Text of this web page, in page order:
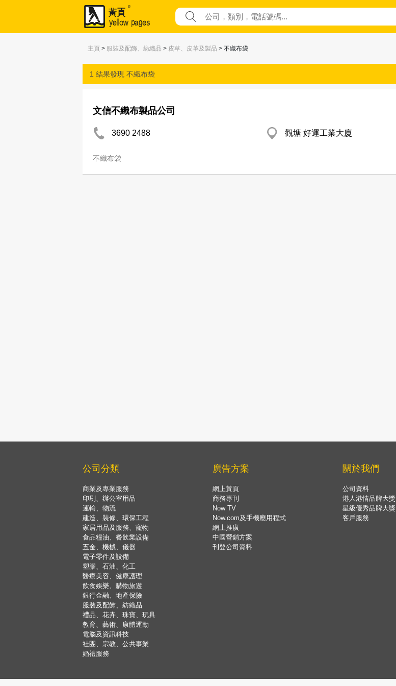
主頁 > 服裝及配飾、紡織品 > 皮草、皮革及製品 > 不織布袋
1 結果發現 不織布袋
文信不織布製品公司
3690 2488 觀塘 好運工業大廈
不織布袋
公司分類
商業及專業服務
印刷、辦公室用品
運輸、物流
建造、裝修、環保工程
家居用品及服務、寵物
食品糧油、餐飲業設備
五金、機械、儀器
電子零件及設備
塑膠、石油、化工
醫療美容、健康護理
飲食娛樂、購物旅遊
銀行金融、地產保險
服裝及配飾、紡織品
禮品、花卉、珠寶、玩具
教育、藝術、康體運動
電腦及資訊科技
社團、宗教、公共事業
婚禮服務
廣告方案
網上黃頁
商務專刊
Now TV
Now.com及手機應用程式
網上推廣
中國營銷方案
刊登公司資料
關於我們
公司資料
港人港情品牌大獎
星級優秀品牌大獎
客戶服務